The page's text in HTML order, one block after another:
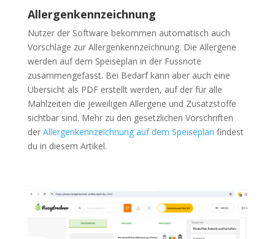
Allergenkennzeichnung
Nutzer der Software bekommen automatisch auch
Vorschläge zur Allergenkennzeichnung. Die Allergene
werden auf dem Speiseplan in der Fussnote
zusammengefasst. Bei Bedarf kann aber auch eine
Übersicht als PDF erstellt werden, auf der für alle
Mahlzeiten die jeweiligen Allergene und Zusatzstoffe
sichtbar sind. Mehr zu den gesetzlichen Vorschriften
der Allergenkennzeichnung auf dem Speiseplan findest
du in diesem Artikel.